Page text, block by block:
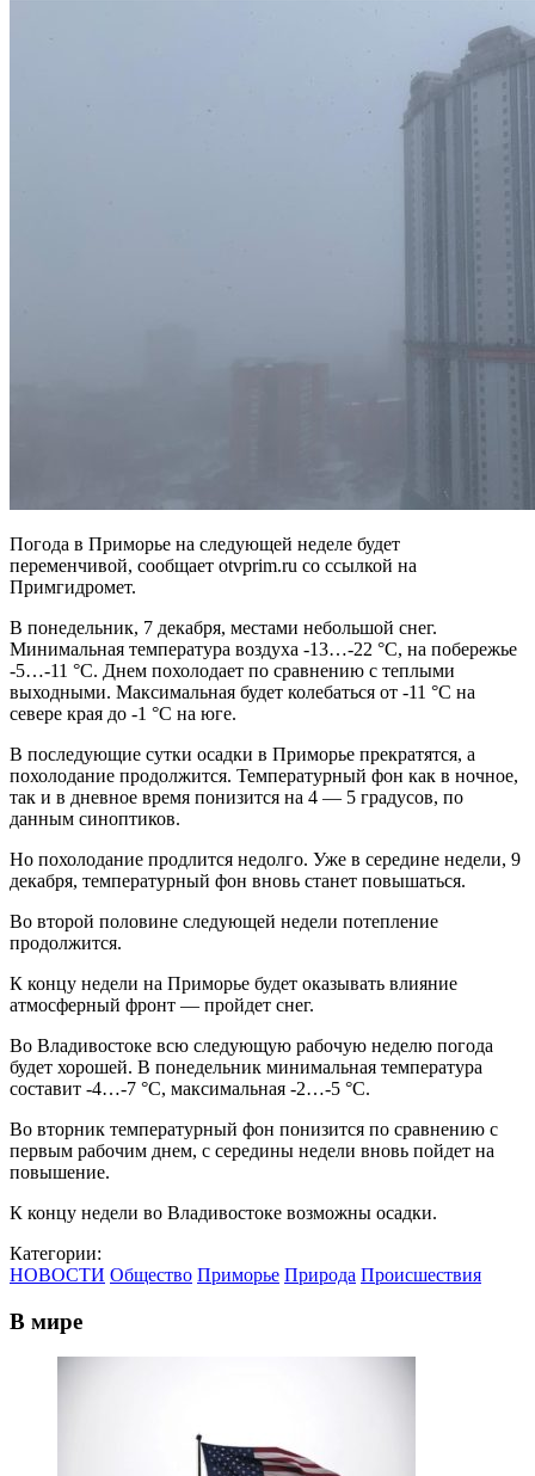
Погода в Приморье на следующей неделе будет
переменчивой, сообщает otvprim.ru со ссылкой на
Примгидромет.
В понедельник, 7 декабря, местами небольшой снег.
Минимальная температура воздуха -13…-22 °С, на побережье
-5…-11 °С. Днем похолодает по сравнению с теплыми
выходными. Максимальная будет колебаться от -11 °C на
севере края до -1 °С на юге.
В последующие сутки осадки в Приморье прекратятся, а
похолодание продолжится. Температурный фон как в ночное,
так и в дневное время понизится на 4 — 5 градусов, по
данным синоптиков.
Но похолодание продлится недолго. Уже в середине недели, 9
декабря, температурный фон вновь станет повышаться.
Во второй половине следующей недели потепление
продолжится.
К концу недели на Приморье будет оказывать влияние
атмосферный фронт — пройдет снег.
Во Владивостоке всю следующую рабочую неделю погода
будет хорошей. В понедельник минимальная температура
составит -4…-7 °С, максимальная -2…-5 °С.
Во вторник температурный фон понизится по сравнению с
первым рабочим днем, с середины недели вновь пойдет на
повышение.
К концу недели во Владивостоке возможны осадки.
Категории:
НОВОСТИ Общество Приморье Природа Происшествия
В мире